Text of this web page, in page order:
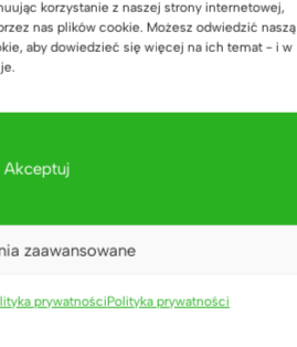
korzystanie z naszej strony internetowej,
nas plików cookie. Możesz odwiedzić naszą
aby dowiedzieć się więcej na ich temat - i w
Akceptuj
zaawansowane
prywatnościPolityka prywatności